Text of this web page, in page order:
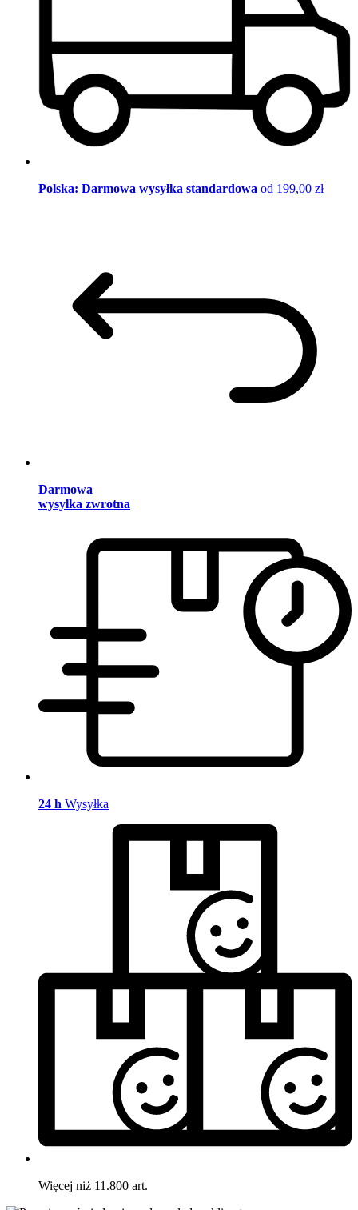
Polska: Darmowa wysyłka standardowa od 199,00 zł
Darmowa
wysyłka zwrotna
24 h Wysyłka
Więcej niż 11.800 art.